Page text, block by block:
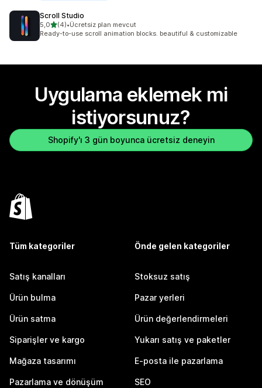
Scroll Studio
5,05 yıldız üzerinden
(4)
toplam 4 değerlendirme
•Ücretsiz plan mevcut
Ready-to-use scroll animation blocks. beautiful & customizable
Uygulama eklemek mi
istiyorsunuz?
Shopify'ı 3 gün boyunca ücretsiz deneyin
Tüm kategoriler
Satış kanalları
Ürün bulma
Ürün satma
Siparişler ve kargo
Mağaza tasarımı
Pazarlama ve dönüşüm
Önde gelen kategoriler
Stoksuz satış
Pazar yerleri
Ürün değerlendirmeleri
Yukarı satış ve paketler
E-posta ile pazarlama
SEO